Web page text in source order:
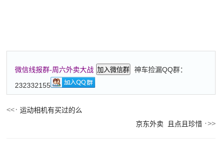
微信线报群-周六外卖大战 加入微信群
神车捡漏QQ群：
232332155
运动相机有买过的么
京东外卖 且点且珍惜